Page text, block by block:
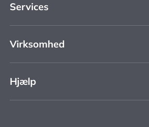
Services
Virksomhed
Hjælp